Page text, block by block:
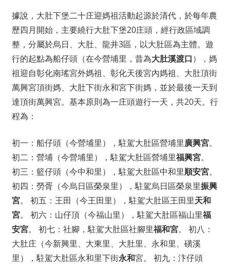
據說，大肚下堡二十庄迎媽祖活動起源於清代，於每年農
歷四月開始，主要繞行大肚下堡20庄頭，經行政區域調
整，分屬於烏日、大肚、龍井3區，以大肚區為主體。遊
行的起點為船仔頭（在今營埔里，昔為大肚溪渡口），媽
祖迎自彰化南瑤宮外媽祖、彰化天後宮內媽祖、大肚頂街
萬興宮頂街媽、大肚下街永和宮下街媽，並於最後一天到
達頂街萬興宮。基本原則為一庄頭遊行一天，共20天。行
程為：
初一：船仔頭（今營埔里），駐駕大肚區營埔里廣興宮。
初二：營埔（今營埔里），駐駕大肚區營埔里福興宮。
初三：籃仔頭（今中和里），駐駕大肚區中和里順安宮。
初四：勞胥（今烏日區榮泉里），駐駕烏日區榮泉里振興
宮。 初五：王田（今王田里），駐駕大肚區王田里天和
宮。 初六：山仔頂（今福山里），駐駕大肚區福山里福
安宮。 初七：社腳，駐駕大肚區社腳里福和宮。 初八：
大肚庄（今新興里、大東里、大肚里、永和里、磺溪
里），駐駕大肚區永和里下街永和宮。 初九：汴仔頭